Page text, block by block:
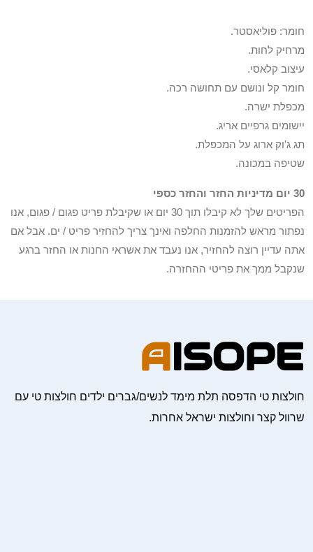
חומר: פוליאסטר.
מרחיק לחות.
עיצוב קלאסי.
חומר קל ונושם עם תחושה רכה.
מכפלת ישרה.
יישומים גרפיים אריג.
תג ג'וק ארוג על המכפלת.
שטיפה במכונה.
30 יום מדיניות החזר והחזר כספי
הפריטים שלך לא קיבלו תוך 30 יום או שקיבלת פריט פגום / פגום, אנו
נפתור מראש להזמנות החלפה ואינך צריך להחזיר פריט / ים. אבל אם
אתה עדיין רוצה להחזיר, אנו נעבד את אשראי החנות או החזר ברגע
שנקבל ממך את פריטי ההחזרה.
חולצות טי הדפסה תלת מימד לנשים/גברים ילדים חולצות טי עם
שרוול קצר וחולצות ישראל אחרות.